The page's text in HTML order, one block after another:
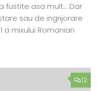
fustite asa mult… Dar
sau de ingrijorare
a mixului Romanian
12